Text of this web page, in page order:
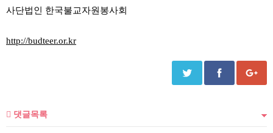
사단법인 한국불교자원봉사회
http://budteer.or.kr
댓글목록